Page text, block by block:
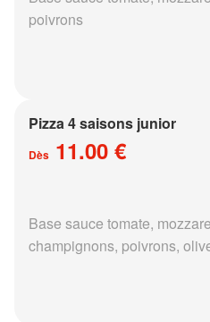
poivrons
Pizza 4 saisons junior
Dès 11.00 €
Base sauce tomate,
champignons, poivrons,